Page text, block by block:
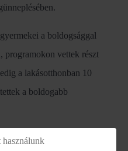
a boldogsággal
programokon vettek részt
a lakásotthonban 10
a boldogabb
is elkészítették saját